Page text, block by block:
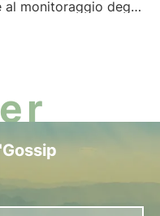
al monitoraggio degli
i